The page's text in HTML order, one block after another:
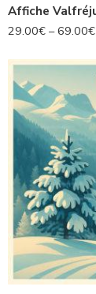
29.00€ –69.00€